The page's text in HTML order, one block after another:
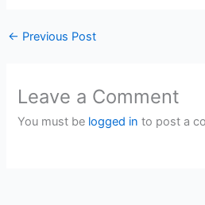
← Previous Post
Leave a Comment
You must be logged in to post a